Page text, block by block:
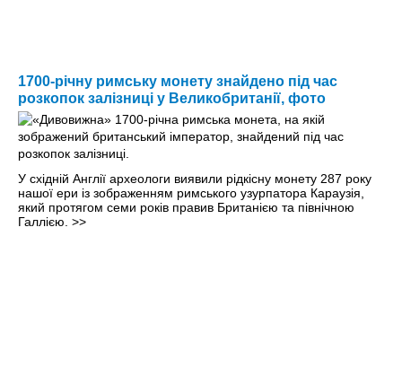
1700-річну римську монету знайдено під час
розкопок залізниці у Великобританії, фото
У східній Англії археологи виявили рідкісну монету 287 року
нашої ери із зображенням римського узурпатора Караузія,
який протягом семи років правив Британією та північною
Галлією. >>